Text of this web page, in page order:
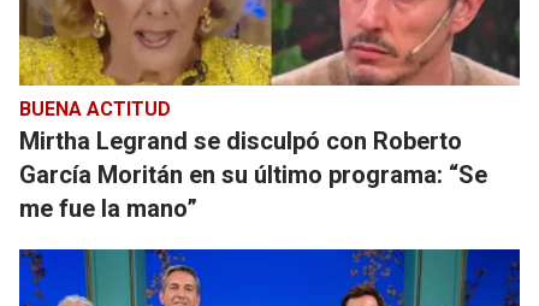
BUENA ACTITUD
Mirtha Legrand se disculpó con Roberto
García Moritán en su último programa: “Se
me fue la mano”